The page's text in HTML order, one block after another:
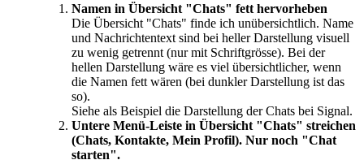
Namen in Übersicht "Chats" fett hervorheben
Die Übersicht "Chats" finde ich unübersichtlich. Name
und Nachrichtentext sind bei heller Darstellung visuell
zu wenig getrennt (nur mit Schriftgrösse). Bei der
hellen Darstellung wäre es viel übersichtlicher, wenn
die Namen fett wären (bei dunkler Darstellung ist das
so).
Siehe als Beispiel die Darstellung der Chats bei Signal.
Untere Menü-Leiste in Übersicht "Chats" streichen
(Chats, Kontakte, Mein Profil). Nur noch "Chat
starten".